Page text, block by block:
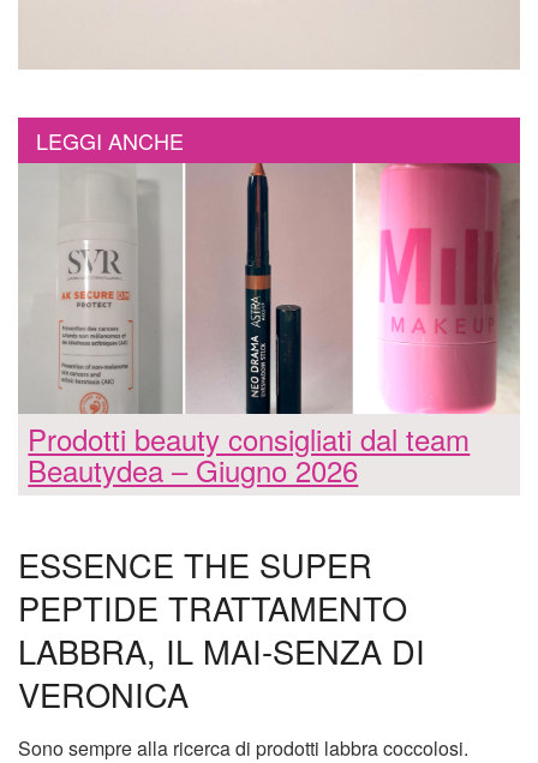
LEGGI ANCHE
Prodotti beauty consigliati dal team
Beautydea – Giugno 2026
ESSENCE THE SUPER
PEPTIDE TRATTAMENTO
LABBRA, IL MAI-SENZA DI
VERONICA
Sono sempre alla ricerca di prodotti labbra coccolosi.